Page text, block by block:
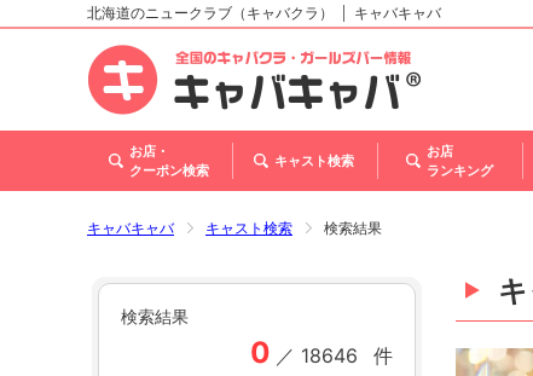
北海道
東北
甲信越・北陸
関西
北海道のニュークラブ（キャバクラ） キャバキャバ
お店・
クーポン検索
キャスト検索
お店
ランキング
キャバキャバ キャスト検索 検索結果
検索結果
0 ／ 18646 件